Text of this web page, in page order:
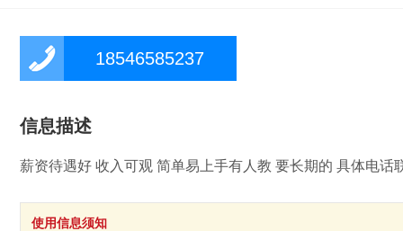
18546585237
信息描述
薪资待遇好 收入可观 简单易上手有人教 要长期的 具体电话
使用信息须知